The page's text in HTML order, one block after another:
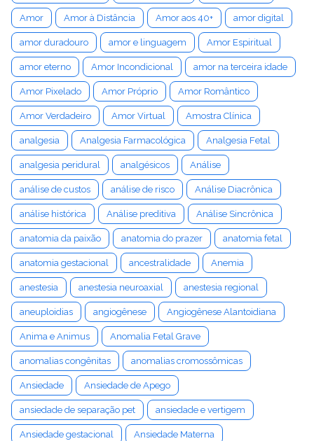
Amor Amor à Distância Amor aos 40+ amor digital
amor duradouro amor e linguagem Amor Espiritual
amor eterno Amor Incondicional amor na terceira idade
Amor Pixelado Amor Próprio Amor Romântico
Amor Verdadeiro Amor Virtual Amostra Clínica
analgesia Analgesia Farmacológica Analgesia Fetal
analgesia peridural analgésicos Análise
análise de custos análise de risco Análise Diacrônica
análise histórica Análise preditiva Análise Sincrônica
anatomia da paixão anatomia do prazer anatomia fetal
anatomia gestacional ancestralidade Anemia
anestesia anestesia neuroaxial anestesia regional
aneuploidias angiogênese Angiogênese Alantoidiana
Anima e Animus Anomalia Fetal Grave
anomalias congênitas anomalias cromossômicas
Ansiedade Ansiedade de Apego
ansiedade de separação pet ansiedade e vertigem
Ansiedade gestacional Ansiedade Materna